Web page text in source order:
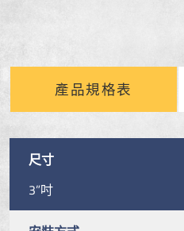
產品規格表
尺寸
3”吋